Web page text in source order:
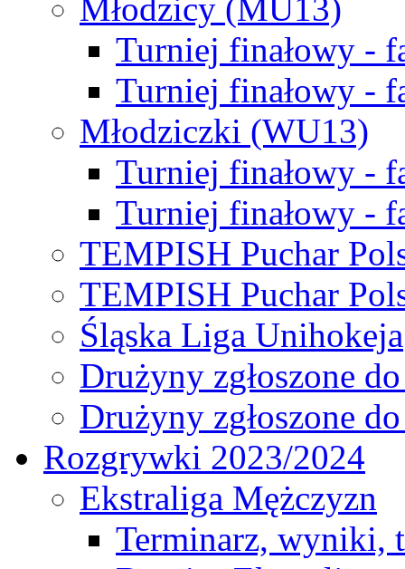
Młodzicy (MU13)
Turniej finałowy -
Turniej finałowy -
Młodziczki (WU13)
Turniej finałowy -
Turniej finałowy -
TEMPISH Puchar
TEMPISH Puchar
Śląska Liga Unihokeja
Drużyny zgłoszone
Drużyny zgłoszone
Rozgrywki 2023/2024
Ekstraliga Mężczyzn
Terminarz, wyniki,